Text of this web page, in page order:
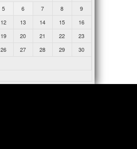
5 6 7 8
9
12 13 14 15
16
19 20 21 22
23
26 27 28 29
30